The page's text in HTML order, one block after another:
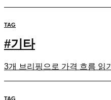
TAG
#기타
3개 브리핑으로 가격 흐름 읽기
TAG